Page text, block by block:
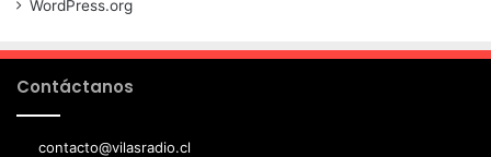
WordPress.org
Contáctanos
contacto@vilasradio.cl